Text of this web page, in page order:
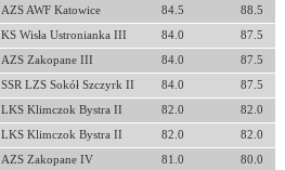
AZS AWF Katowice 84.5 88.5
KS Wisła Ustronianka III 84.0 87.5
AZS Zakopane III 84.0 87.5
SSR LZS Sokół Szczyrk II 84.0 87.5
LKS Klimczok Bystra II 82.0 82.0
LKS Klimczok Bystra II 82.0 82.0
AZS Zakopane IV 81.0 80.0